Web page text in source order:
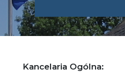
Kancelaria Ogólna: